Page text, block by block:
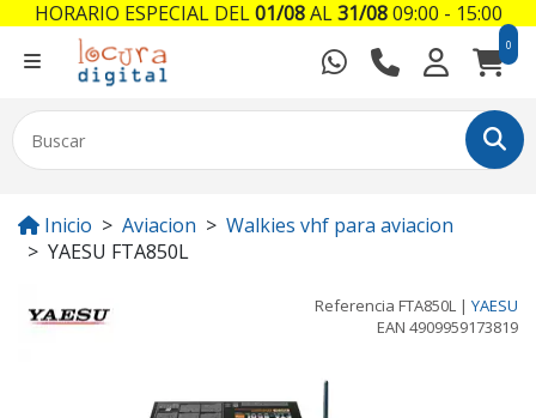
0
Inicio Aviacion
Walkies vhf para aviacion
YAESU FTA850L
Referencia FTA850L | YAESU
EAN 4909959173819
HORARIO ESPECIAL DEL01/08AL31/0809:00 - 15:00